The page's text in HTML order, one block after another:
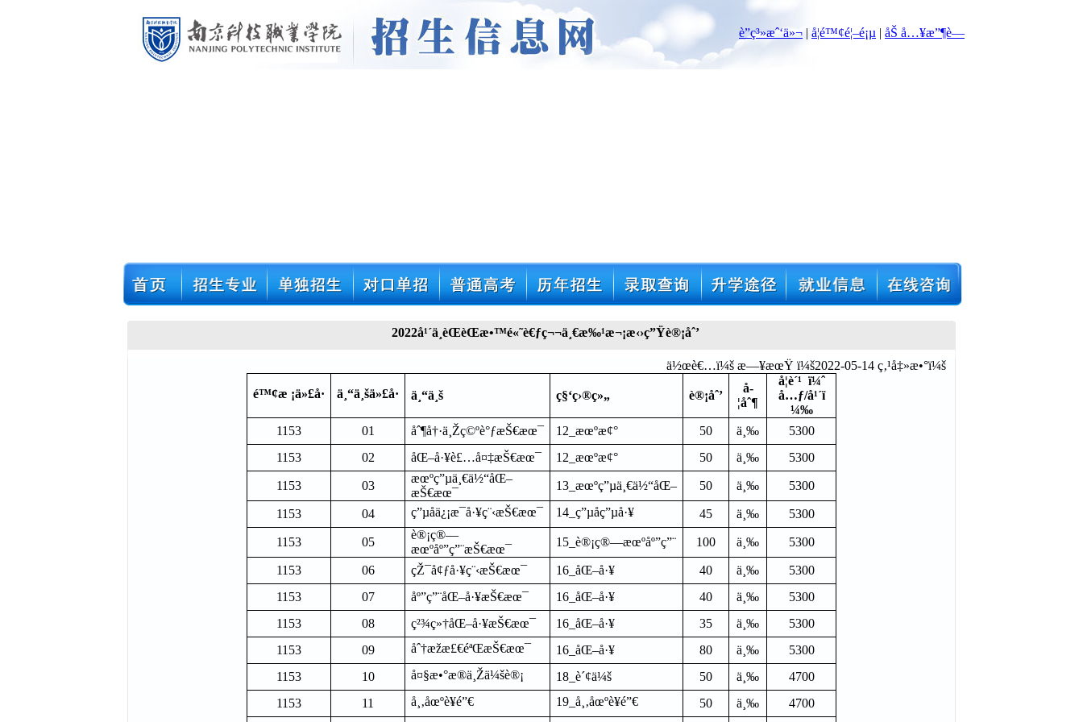
è”ç³»æˆ‘ä»¬ | å­¦é™¢é¦–é¡µ | åŠ å…¥æ”¶è—
2022å¹´ä¸­èŒèŒæ•™é«˜è€ƒç¬¬ä¸€æ‰¹æ¬¡æ‹›ç”Ÿè®¡åˆ’
ä½œè€…ï¼š æ—¥æœŸ ï¼š2022-05-14 ç‚¹å‡»æ•°ï¼š
é™¢æ ¡ä»£å· ä¸“ä¸šä»£å· ä¸“ä¸š ç§‘ç›®ç»„ è®¡åˆ’
å­
¦åˆ¶
å­¦è´¹ ï¼ˆ
å…ƒ/å¹´ï
¼‰
1153
01 åˆ¶å†·ä¸Žç©ºè°ƒæŠ€æœ¯ 12_ æœºæ¢° 50 ä¸‰
5300
1153
02 åŒ–å·¥è£…å¤‡æŠ€æœ¯ 12_ æœºæ¢° 50 ä¸‰ 5300
1153 03
æœºç”µä¸€ä½“åŒ–
æŠ€æœ¯
13_ æœºç”µä¸€ä½“åŒ– 50 ä¸‰ 5300
1153 04 ç”µå­ä¿¡æ¯å·¥ç¨‹æŠ€æœ¯ 14_ ç”µå­ç”µå·¥ 45 ä¸‰ 5300
1153 05
è®¡ç®—
æœºåº”ç”¨æŠ€æœ¯
15_ è®¡ç®—æœºåº”ç”¨ 100 ä¸‰ 5300
1153 06 çŽ¯å¢ƒå·¥ç¨‹æŠ€æœ¯ 16_ åŒ–å·¥ 40 ä¸‰
5300
1153
07 åº”ç”¨åŒ–å·¥æŠ€æœ¯ 16_ åŒ–å·¥ 40 ä¸‰
5300
1153
08 ç²¾ç»†åŒ–å·¥æŠ€æœ¯ 16_ åŒ–å·¥ 35 ä¸‰
5300
1153
09 åˆ†æžæ£€éªŒæŠ€æœ¯ 16_ åŒ–å·¥ 80 ä¸‰
5300
1153
10 å¤§æ•°æ®ä¸Žä¼šè®¡ 18_ è´¢ä¼š 50 ä¸‰
4700
1153
11 å¸‚åœºè¥é”€ 19_ å¸‚åœºè¥é”€ 50 ä¸‰
4700